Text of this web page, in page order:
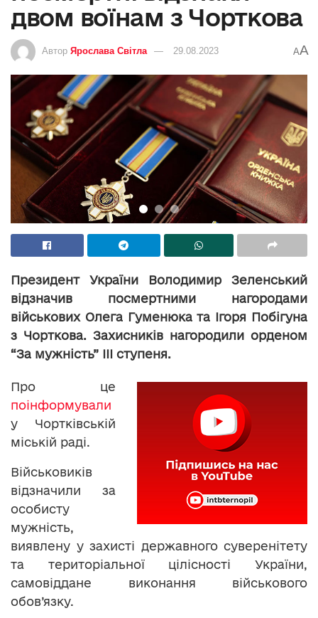
двом воїнам з Чорткова
Автор Ярослава Світла 29.08.2023 AA
Президент України Володимир Зеленський
відзначив посмертними нагородами
військових Олега Гуменюка та Ігоря Побігуна
з Чорткова. Захисників нагородили орденом
“За мужність” ІІІ ступеня.
Про це
поінформували
у Чортківській
міській раді.
Військовиків
відзначили за
особисту
мужність,
виявлену у захисті державного суверенітету
та територіальної цілісності України,
самовіддане виконання військового
обов’язку.